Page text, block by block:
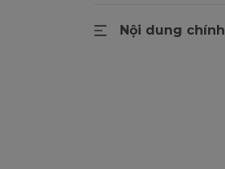
Nội dung chính